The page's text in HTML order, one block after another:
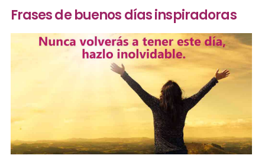
Frases de buenos días inspiradoras